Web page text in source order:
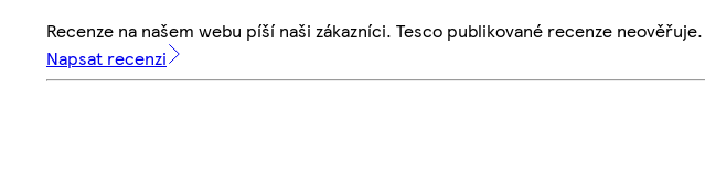
Recenze na našem webu píší naši zákazníci. Tesco publikované recenze neověřuje.
Napsat recenzi